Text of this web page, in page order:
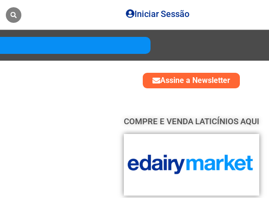
Iniciar Sessão
Assine a Newsletter
COMPRE E VENDA LATICÍNIOS AQUI